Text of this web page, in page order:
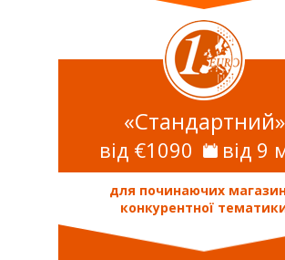
«Стандартний»
від €1090 від 9
для починаючих
конкурентної